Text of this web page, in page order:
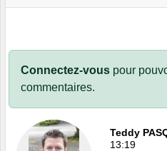
Connectez-vous pour
commentaires.
Teddy
13:19